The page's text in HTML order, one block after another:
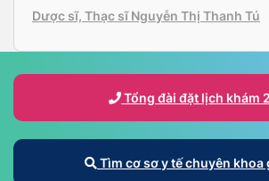
lan đến các bộ phận khác của cơ thể,
gen thụ thể yếu tố tăng trưởng biểu bì
Dược sĩ, Thạc sĩ Nguyễn Thị Thanh Tú
Tổng đài đặt lịch khám
Tìm cơ sơ y tế chuyên khoa